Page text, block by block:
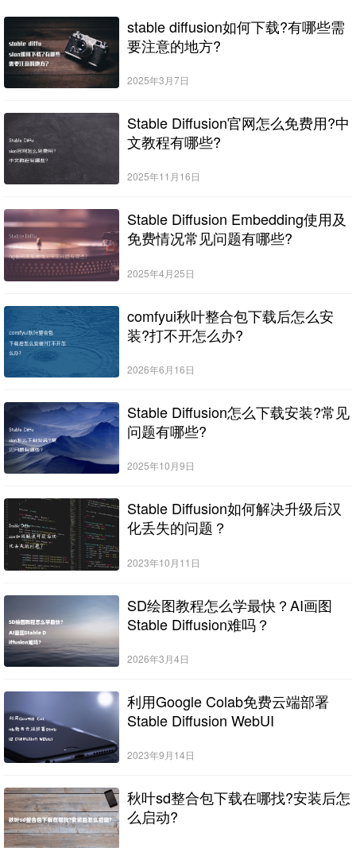
stable diffusion如何下载?有哪些需
要注意的地方?
2025年3月7日
Stable Diffusion官网怎么免费用?中
文教程有哪些?
2025年11月16日
Stable Diffusion Embedding使用及
免费情况常见问题有哪些?
2025年4月25日
comfyui秋叶整合包下载后怎么安
装?打不开怎么办?
2026年6月16日
Stable Diffusion怎么下载安装?常见
问题有哪些?
2025年10月9日
Stable Diffusion如何解决升级后汉
化丢失的问题？
2023年10月11日
SD绘图教程怎么学最快？AI画图
Stable Diffusion难吗？
2026年3月4日
利用Google Colab免费云端部署
Stable Diffusion WebUI
2023年9月14日
秋叶sd整合包下载在哪找?安装后怎
么启动?